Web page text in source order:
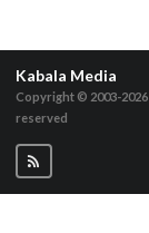
Kabala Media
Copyright © 2003-2026
reserved